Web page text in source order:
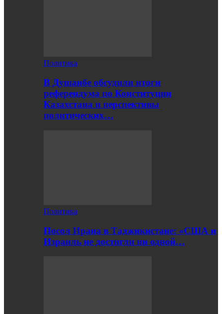
Политика
В Душанбе обсудили итоги
референдума по Конституции
Казахстана и перспективы
политических…
Политика
Посол Ирана в Таджикистане: «США и
Израиль не достигли ни одной…